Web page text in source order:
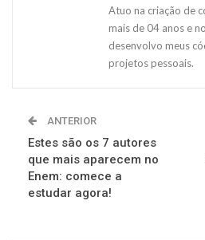
Atuo na criação de
mais de 04 anos e
desenvolvo meus
projetos pessoais.
ANTERIOR
Estes são os 7 autores
que mais aparecem no
Enem: comece a
estudar agora!